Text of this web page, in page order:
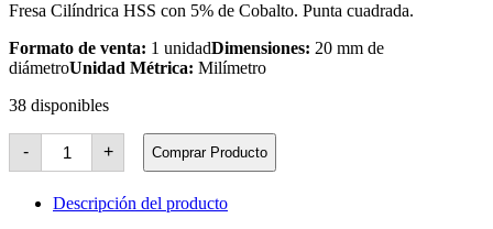
Fresa Cilíndrica HSS con 5% de Cobalto. Punta cuadrada.
Formato de venta: 1 unidadDimensiones: 20 mm de
diámetroUnidad Métrica: Milímetro
38 disponibles
-
Fresa
Cilíndrica
4F
HSS
5%Co
+ Comprar Producto
Descripción del producto